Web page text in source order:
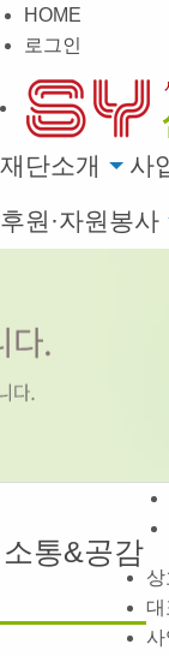
HOME
로그인
재단소개 사
후원·자원봉사
소통&공감
상
대
사